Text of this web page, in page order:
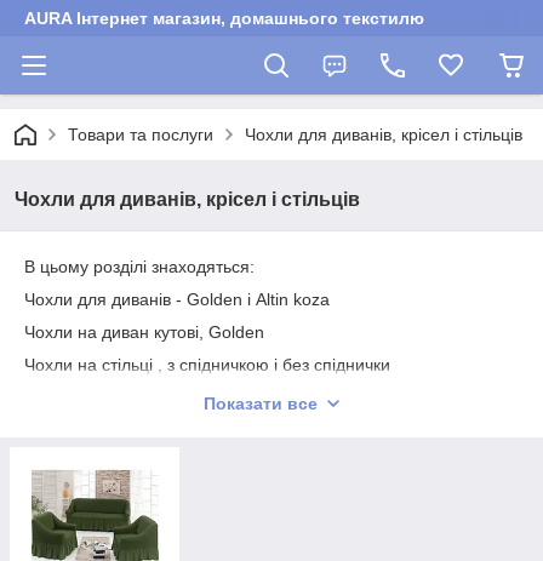
AURA Інтернет магазин, домашнього текстилю
Товари та послуги Чохли для диванів, крісел і стільців
Чохли для диванів, крісел і стільців
В цьому розділі знаходяться:
Чохли для диванів - Golden і Altin koza
Чохли на диван кутові, Golden
Чохли на стільці , з спідничкою і без спіднички
Показати все